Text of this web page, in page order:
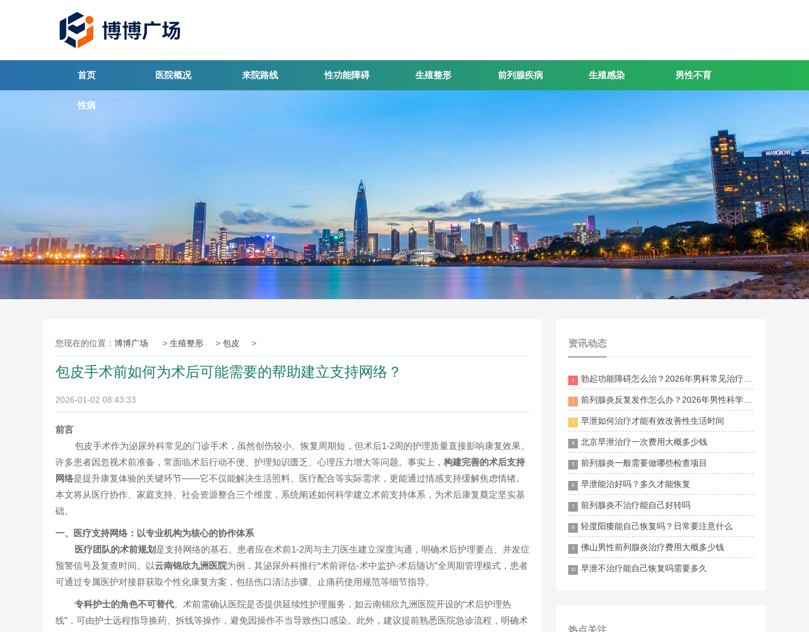
首页 医院概况 来院路线 性功能障碍 生殖整形 前列腺疾病 生殖感染 男性不育
性病
您现在的位置： 博博广场 > 生殖整形 > 包皮 >
包皮手术前如何为术后可能需要的帮助建立支持网络？
2026-01-02 08:43:33
前言
包皮手术作为泌尿外科常见的门诊手术，虽然创伤较小、恢复周期短，但术后1-2周的护理质量直接影响康复效果。
许多患者因忽视术前准备，常面临术后行动不便、护理知识匮乏、心理压力增大等问题。事实上， 构建完善的术后支持
网络是提升康复体验的关键环节——它不仅能解决生活照料、医疗配合等实际需求，更能通过情感支持缓解焦虑情绪。
本文将从医疗协作、家庭支持、社会资源整合三个维度，系统阐述如何科学建立术前支持体系，为术后康复奠定坚实基
础。
一、医疗支持网络：以专业机构为核心的协作体系
医疗团队的术前规划 是支持网络的基石。患者应在术前1-2周与主刀医生建立深度沟通，明确术后护理要点、并发症
预警信号及复查时间。以云南锦欣九洲医院为例，其泌尿外科推行“术前评估-术中监护-术后随访”全周期管理模式，患者
可通过专属医护对接群获取个性化康复方案，包括伤口清洁步骤、止痛药使用规范等细节指导。
专科护士的角色不可替代。术前需确认医院是否提供延续性护理服务，如云南锦欣九洲医院开设的“术后护理热
线”，可由护士远程指导换药、拆线等操作，避免因操作不当导致伤口感染。此外，建议提前熟悉医院急诊流程，明确术
资讯动态
1 勃起功能障碍怎么治？2026年男科常见治疗方法与调理建议
2 前列腺炎反复发作怎么办？2026年男性科学治疗与日常护理指南
3 早泄如何治疗才能有效改善性生活时间
4 北京早泄治疗一次费用大概多少钱
5 前列腺炎一般需要做哪些检查项目
6 早泄能治好吗？多久才能恢复
7 前列腺炎不治疗能自己好转吗
8 轻度阳痿能自己恢复吗？日常要注意什么
9 佛山男性前列腺炎治疗费用大概多少钱
10 早泄不治疗能自己恢复吗需要多久
热点关注